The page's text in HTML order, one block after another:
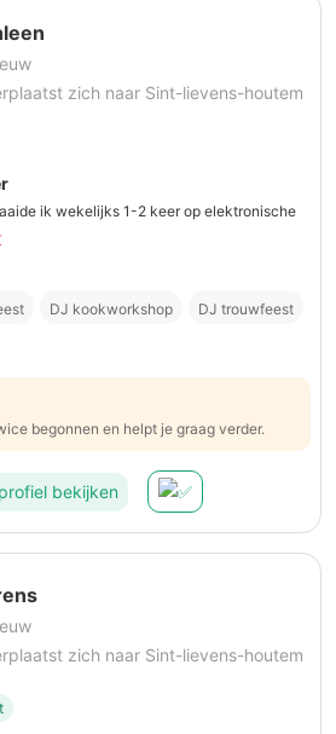
zich naar Sint-lievens-houtem
ik wekelijks 1-2 keer op elektronische
DJ kookworkshop DJ trouwfeest
begonnen en helpt je graag verder.
bekijken
zich naar Sint-lievens-houtem